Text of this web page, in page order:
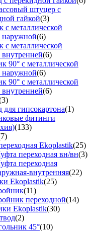
штуцер с
гайкой(3)
с металлической
наружной(6)
с металлической
внутренней(6)
90° с металлической
наружной(6)
90° с металлической
внутренней(6)
для гипсокартона(1)
фитинги
(133)
Ekoplastik(25)
переходная вн/вн(3)
переходная
внутренняя(22)
Ekoplastik(25)
(11)
переходной(14)
Ekoplastik(30)
(2)
45°(10)